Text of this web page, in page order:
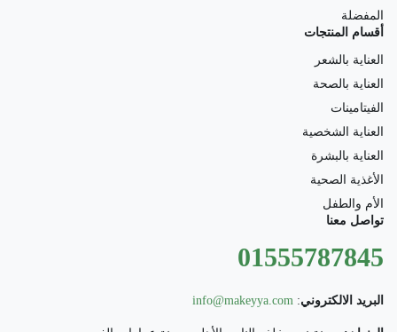
المفضلة
أقسام المنتجات
العناية بالشعر
العناية بالصحة
الفيتامينات
العناية الشخصية
العناية بالبشرة
الأغذية الصحية
الأم والطفل
تواصل معنا
01555787845
البريد الالكتروني:
info@makeyya.com